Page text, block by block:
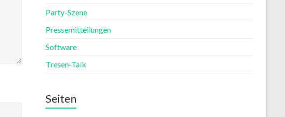
Party-Szene
Pressemitteilungen
Software
Tresen-Talk
Seiten